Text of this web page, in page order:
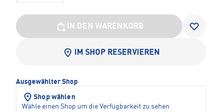
IN DEN WARENKORB
IM SHOP RESERVIEREN
Ausgewählter Shop
Shop wählen
Wähle einen Shop um die Verfügbarkeit zu sehen